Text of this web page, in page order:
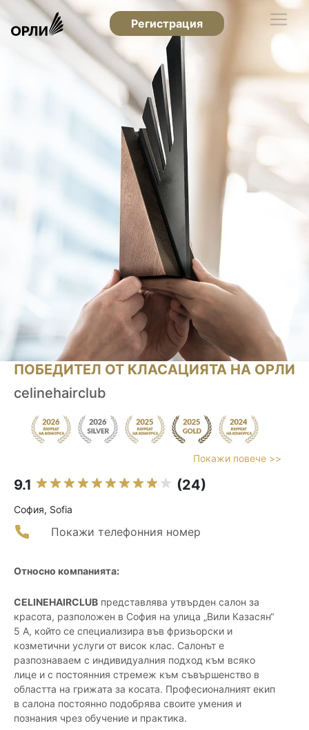
Регистрация
ПОБЕДИТЕЛ ОТ КЛАСАЦИЯТА НА ОРЛИ
celinehairclub
Покажи повече >>
9.1 (24)
София, Sofia
Покажи телефонния номер
Относно компанията:
CELINEHAIRCLUB представлява утвърден салон за
красота, разположен в София на улица „Вили Казасян“
5 А, който се специализира във фризьорски и
козметични услуги от висок клас. Салонът е
разпознаваем с индивидуалния подход към всяко
лице и с постоянния стремеж към съвършенство в
областта на грижата за косата. Професионалният екип
в салона постоянно подобрява своите умения и
познания чрез обучение и практика.